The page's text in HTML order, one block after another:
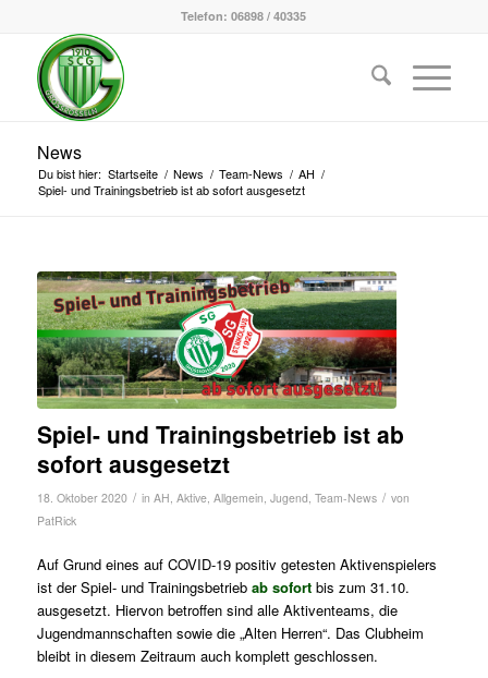
Telefon: 06898 / 40335
News
Du bist hier: Startseite / News / Team-News / AH /
Spiel- und Trainingsbetrieb ist ab sofort ausgesetzt
Spiel- und Trainingsbetrieb ist ab
sofort ausgesetzt
18. Oktober 2020 / in AH Aktive, Allgemein Jugend Team-News / von
PatRick
Auf Grund eines auf COVID-19 positiv getesten Aktivenspielers
ist der Spiel- und Trainingsbetrieb ab sofortbis zum 31.10.
ausgesetzt. Hiervon betroffen sind alle Aktiventeams, die
Jugendmannschaften sowie die „Alten Herren“. Das Clubheim
bleibt in diesem Zeitraum auch komplett geschlossen.